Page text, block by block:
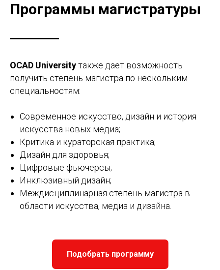
Программы магистратуры
OCAD Universityтакже дает возможность
получить степень магистра по нескольким
специальностям:
Современное искусство, дизайн и история
искусства новых медиа;
Критика и кураторская практика;
Дизайн для здоровья;
Цифровые фьючерсы;
Инклюзивный дизайн;
Междисциплинарная степень магистра в
области искусства, медиа и дизайна.
Подобрать программу